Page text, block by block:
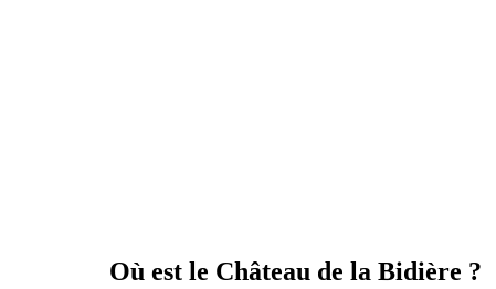
Où est le Château de la Bidière ?